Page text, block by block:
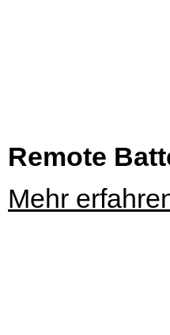
Remote
Mehr